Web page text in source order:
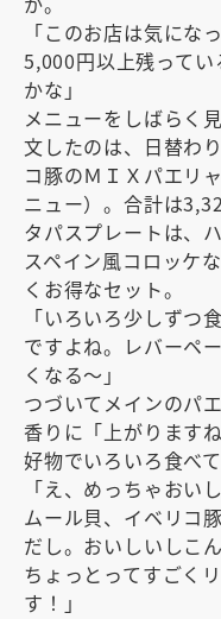
「このお店は気にな
5,000円以上残って
かな」
メニューをしばらく
文したのは、日替わ
コ豚のＭＩＸパエリ
ニュー）。合計は
タパスプレートは、
スペイン風コロッケ
くお得なセット。
「いろいろ少しずつ
ですよね。レバーペ
くなる～」
つづいてメインのパ
香りに「上がります
好物でいろいろ食べ
「え、めっちゃおい
ムール貝、イベリコ
だし。おいしいしこ
ちょっとってすごく
す！」